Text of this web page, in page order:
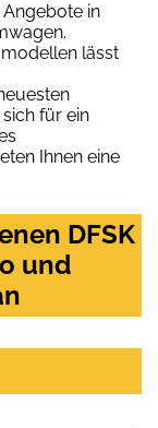
Angebote in
lässt
für ein
Ihnen eine
DFSK
und